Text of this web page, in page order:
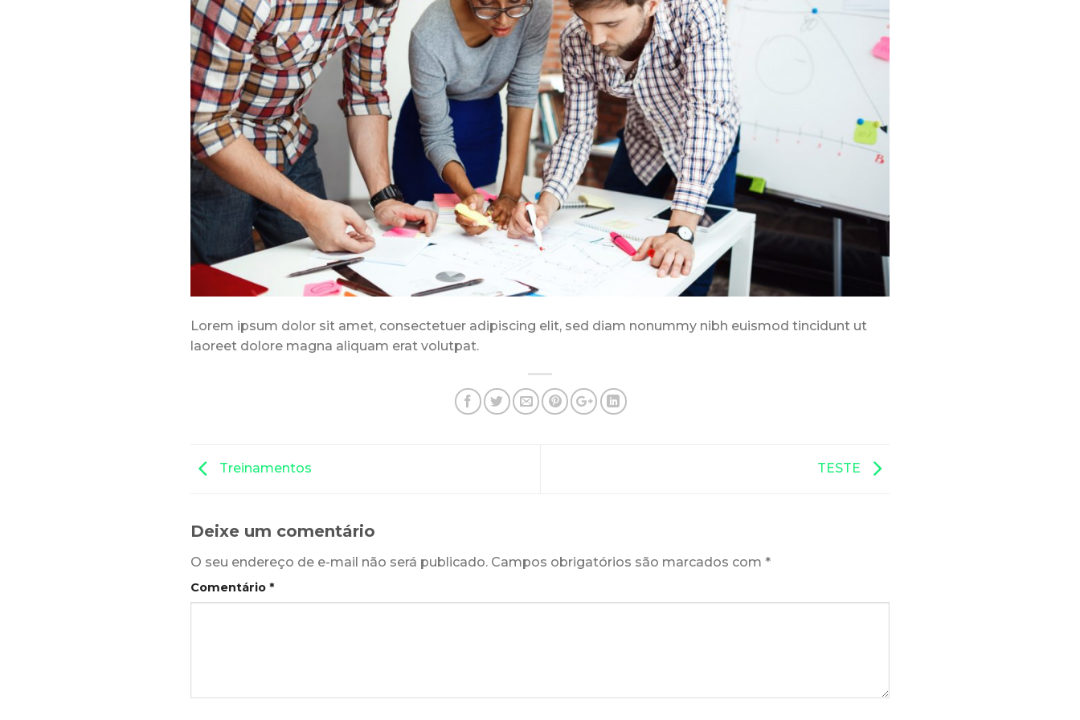
Lorem ipsum dolor sit amet, consectetuer adipiscing elit, sed diam nonummy nibh euismod tincidunt ut
laoreet dolore magna aliquam erat volutpat.
Treinamentos TESTE
Deixe um comentário
O seu endereço de e-mail não será publicado. Campos obrigatórios são marcados com *
Comentário *